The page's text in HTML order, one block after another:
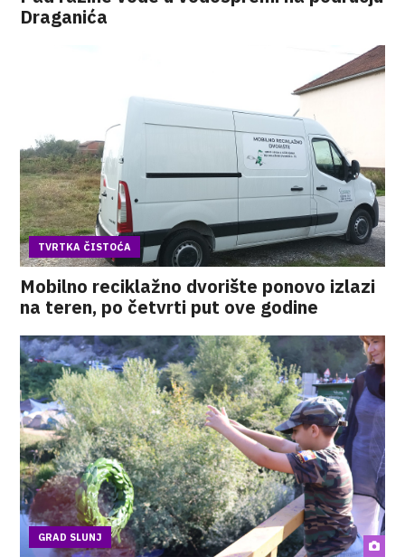
Draganića
TVRTKA ČISTOĆA
Mobilno reciklažno dvorište ponovo izlazi
na teren, po četvrti put ove godine
GRAD SLUNJ